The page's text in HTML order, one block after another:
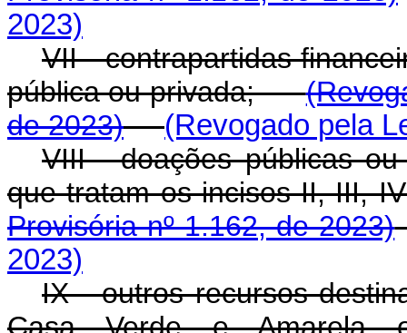
2023)
VII - contrapartidas
pública ou privada;
de 2023)
(Revogado pela
VIII - doações públicas
que tratam os incisos II,
Provisória nº 1.162, de 2023)
2023)
IX - outros recursos